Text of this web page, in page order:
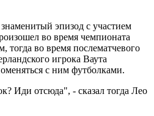
эпизод с участием
во время чемпионата
во время послематчевого
игрока Ваута
с ним футболками.
Иди отсюда", - сказал тогда Лео